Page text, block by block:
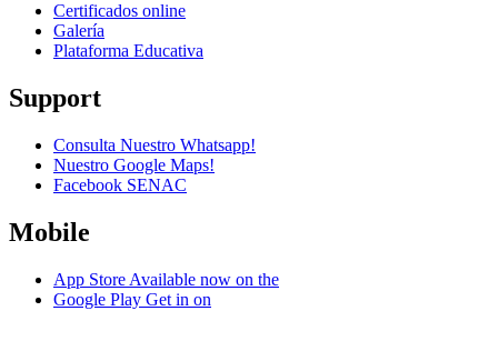
Certificados online
Galería
Plataforma Educativa
Support
Consulta Nuestro Whatsapp!
Nuestro Google Maps!
Facebook SENAC
Mobile
App Store Available now on the
Google Play Get in on